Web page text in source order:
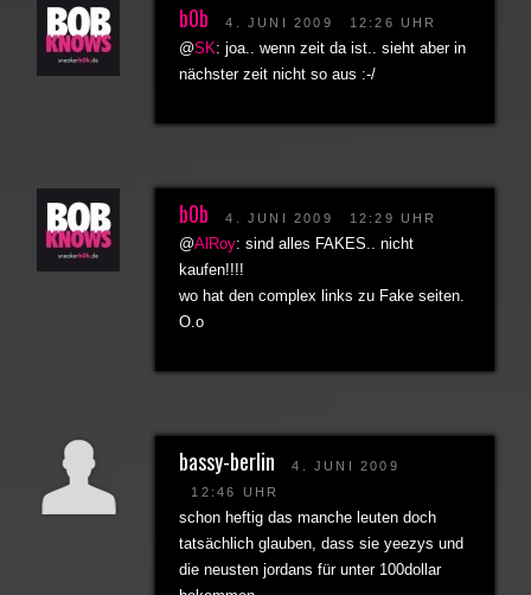
b0b 4. JUNI 2009 12:26 UHR
@SK: joa.. wenn zeit da ist.. sieht aber in
nächster zeit nicht so aus :-/
b0b 4. JUNI 2009 12:29 UHR
@AlRoy: sind alles FAKES.. nicht
kaufen!!!!
wo hat den complex links zu Fake seiten.
O.o
bassy-berlin
4. JUNI 2009
12:46 UHR
schon heftig das manche leuten doch
tatsächlich glauben, dass sie yeezys und
die neusten jordans für unter 100dollar